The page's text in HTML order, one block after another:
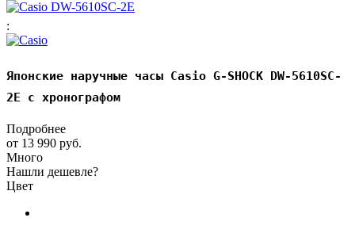
:
Японские наручные часы Casio G-SHOCK DW-5610SC-
2E с хронографом
Подробнее
от 13 990 руб.
Много
Нашли дешевле?
Цвет